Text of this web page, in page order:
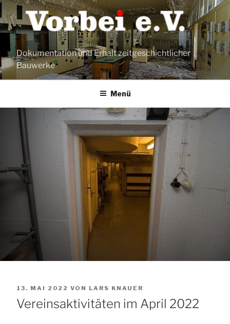
Zum
Inhalt
springen
Dokumentation und Erhalt zeitgeschichtlicher
Bauwerke
Menü
VERÖFFENTLICHT
AM
13. MAI 2022 VON LARS KNAUER
Vereinsaktivitäten im April 2022